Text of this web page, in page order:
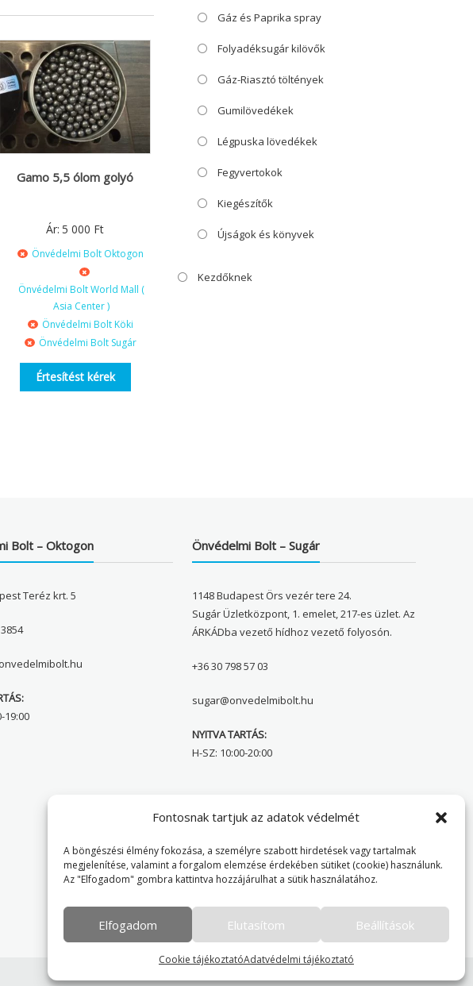
Fontosnak tartjuk az adatok védelmét
A böngészési élmény fokozása, a személyre szabott hirdetések vagy tartalmak
megjelenítése, valamint a forgalom elemzése érdekében sütiket (cookie) használunk.
Az "Elfogadom" gombra kattintva hozzájárulhat a sütik használatához.
Elfogadom Elutasítom Beállítások
Cookie tájékoztatóAdatvédelmi tájékoztató
Gamo 5,5 ólom golyó
Ár: 5 000 Ft
Önvédelmi Bolt Oktogon
Önvédelmi Bolt World Mall (
Asia Center )
Önvédelmi Bolt Köki
Önvédelmi Bolt Sugár
Értesítést kérek
Gáz és Paprika spray
Folyadéksugár kilövők
Gáz-Riasztó töltények
Gumilövedékek
Légpuska lövedékek
Fegyvertokok
Kiegészítők
Újságok és könyvek
Kezdőknek
Bolt – Oktogon
Teréz krt. 5
19:00
Önvédelmi Bolt – Sugár
1148 Budapest Örs vezér tere 24.
Sugár Üzletközpont, 1. emelet, 217-es üzlet. Az
ÁRKÁDba vezető hídhoz vezető folyosón.
+36 30 798 57 03
sugar@onvedelmibolt.hu
NYITVA TARTÁS:
H-SZ: 10:00-20:00
Önvédelmi Bolt – Főoldal
Cookie Policy